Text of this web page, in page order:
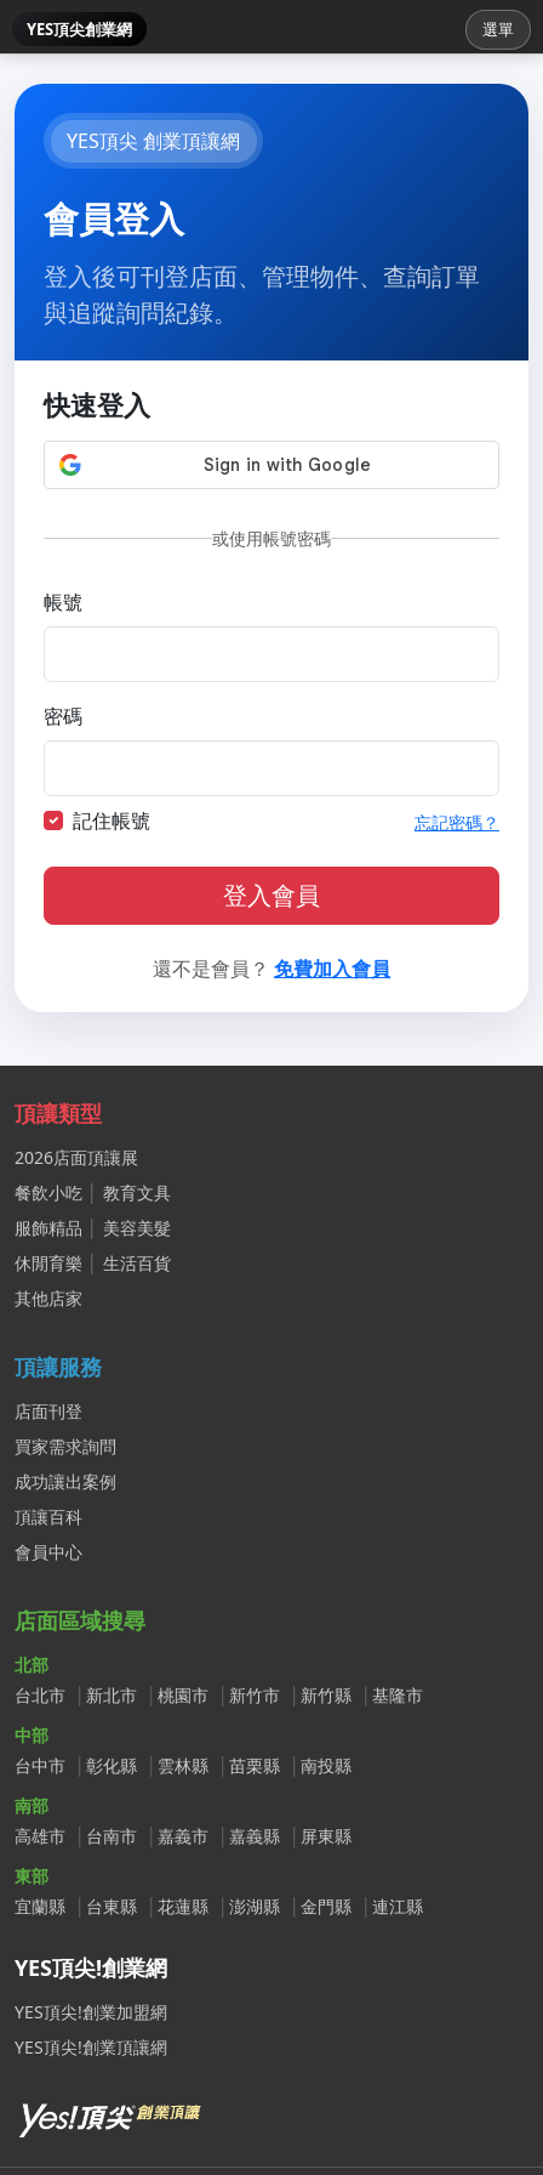
YES頂尖創業網 選單
YES頂尖 創業頂讓網
會員登入
登入後可刊登店面、管理物件、查詢訂單
與追蹤詢問紀錄。
快速登入
或使用帳號密碼
帳號
密碼
記住帳號 忘記密碼？
登入會員
還不是會員？ 免費加入會員
頂讓類型
2026店面頂讓展
餐飲小吃
教育文具
服飾精品
美容美髮
休閒育樂
生活百貨
其他店家
頂讓服務
店面刊登
買家需求詢問
成功讓出案例
頂讓百科
會員中心
店面區域搜尋
北部
台北市
新北市 桃園市 新竹市 新竹縣
基隆市
中部
台中市
彰化縣 雲林縣 苗栗縣
南投縣
南部
高雄市
台南市 嘉義市 嘉義縣
屏東縣
東部
宜蘭縣
台東縣 花蓮縣 澎湖縣 金門縣 連江縣
YES頂尖!創業網
YES頂尖!創業加盟網
YES頂尖!創業頂讓網